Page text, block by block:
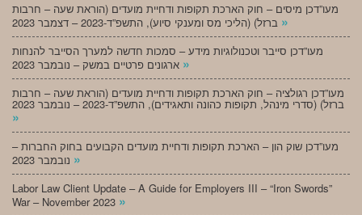
מעו”דכן מיסים – חוק הארכת תקופות ודחיית מועדים (הוראת שעה – חרבות
»
מעו”דכן סייבר וטכנולוגיות מידע – סמכות חדשה למערך הסייבר להנחות
»
מעו”דכן רגולציה – חוק הארכת תקופות ודחיית מועדים (הוראת שעה – חרבות
ברזל) (סדרי מינהל, תקופות כהונה ותאגידים), התשפ”ד-2023 – נובמבר 2023
»
מעו”דכן שוק הון – הארכת תקופות ודחיית מועדים הקבועים בחוק החברות –
»
Labor Law Client Update – A Guide for Employers III – “Iron Swords”
War – November 2023 »